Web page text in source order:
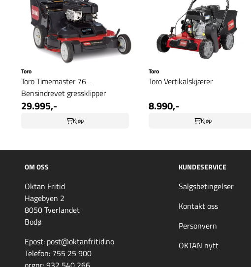
Toro
Toro Timemaster 76 -
Bensindrevet gressklipper
29.995,-
Kjøp
Toro
Toro Vertikalskjærer
8.990,-
Kjøp
OM OSS
Oktan Fritid
Hagebyen 2
8050 Tverlandet
Bodø
Epost: post@oktanfritid.no
Telefon: 755 25 900
KUNDESERVICE
Salgsbetingelser
Kontakt oss
Personvern
OKTAN nytt